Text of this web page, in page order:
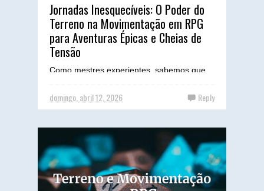
Jornadas Inesquecíveis: O Poder do
Terreno na Movimentação em RPG
para Aventuras Épicas e Cheias de
Tensão
Como mestres experientes, sabemos que
encontros de combate e dos mistérios a
serem resolvidos. A verdade...
domingo, abril 12, 2026 Reply